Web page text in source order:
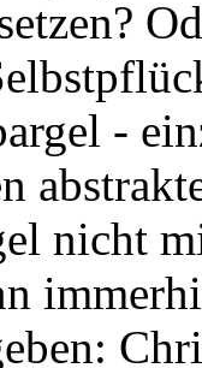
-
nicht